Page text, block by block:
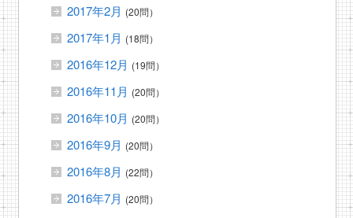
2017年2月 (20問）
2017年1月 (18問）
2016年12月 (19問）
2016年11月 (20問）
2016年10月 (20問）
2016年9月 (20問）
2016年8月 (22問）
2016年7月 (20問）